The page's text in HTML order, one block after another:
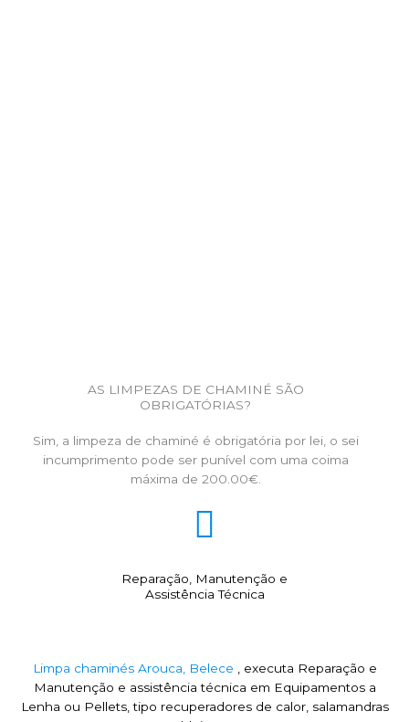
AS LIMPEZAS DE CHAMINÉ SÃO
OBRIGATÓRIAS?
Sim, a limpeza de chaminé é obrigatória por lei, o sei
incumprimento pode ser punível com uma coima
máxima de 200.00€.
Reparação, Manutenção e
Assistência Técnica
Limpa chaminés Arouca, Belece , executa Reparação e
Manutenção e assistência técnica em Equipamentos a
Lenha ou Pellets, tipo recuperadores de calor, salamandras